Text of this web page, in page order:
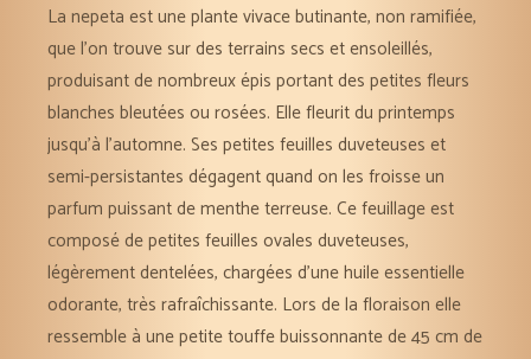
La nepeta est une plante vivace butinante, non ramifiée,
que l’on trouve sur des terrains secs et ensoleillés,
produisant de nombreux épis portant des petites fleurs
blanches bleutées ou rosées. Elle fleurit du printemps
jusqu’à l’automne. Ses petites feuilles duveteuses et
semi-persistantes dégagent quand on les froisse un
parfum puissant de menthe terreuse. Ce feuillage est
composé de petites feuilles ovales duveteuses,
légèrement dentelées, chargées d’une huile essentielle
odorante, très rafraîchissante. Lors de la floraison elle
ressemble à une petite touffe buissonnante de 45 cm de